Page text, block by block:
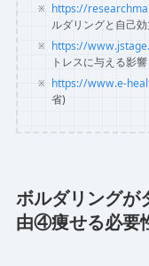
https://
ルダリングと自己
https://
トレスに与える影響
https://www.e-
省)
ボルダリングが
由④痩せる必要